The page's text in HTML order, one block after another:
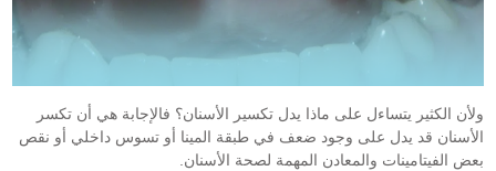
ولأن الكثير يتساءل على ماذا يدل تكسير الأسنان؟ فالإجابة هي أن تكسر
الأسنان قد يدل على وجود ضعف في طبقة المينا أو تسوس داخلي أو نقص
بعض الفيتامينات والمعادن المهمة لصحة الأسنان.